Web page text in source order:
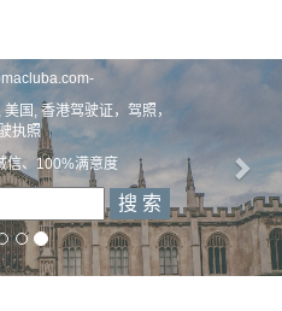
-
国, 香港驾驶证，驾照，
执照
信、100%满意度